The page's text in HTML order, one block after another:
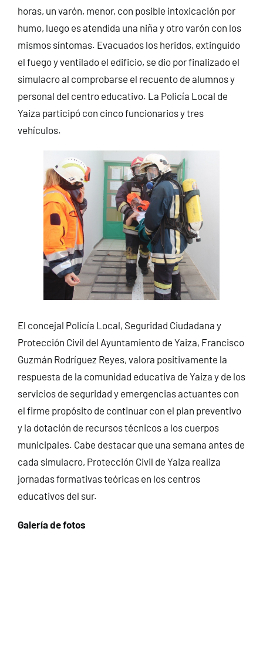
horas, un varón, menor, con posible intoxicación por
humo, luego es atendida una niña y otro varón con los
mismos síntomas. Evacuados los heridos, extinguido
el fuego y ventilado el edificio, se dio por finalizado el
simulacro al comprobarse el recuento de alumnos y
personal del centro educativo. La Policía Local de
Yaiza participó con cinco funcionarios y tres
vehículos.
El concejal Policía Local, Seguridad Ciudadana y
Protección Civil del Ayuntamiento de Yaiza, Francisco
Guzmán Rodríguez Reyes, valora positivamente la
respuesta de la comunidad educativa de Yaiza y de los
servicios de seguridad y emergencias actuantes con
el firme propósito de continuar con el plan preventivo
y la dotación de recursos técnicos a los cuerpos
municipales. Cabe destacar que una semana antes de
cada simulacro, Protección Civil de Yaiza realiza
jornadas formativas teóricas en los centros
educativos del sur.
Galería de fotos